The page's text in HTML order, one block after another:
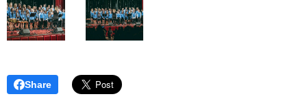
Share